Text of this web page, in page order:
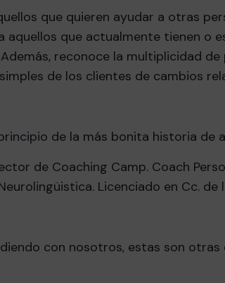
que quieren ayudar a otras
que actualmente tienen o
reconoce la multiplicidad
de los clientes de cambios
de la más bonita historia de
de Coaching Camp. Coach
Licenciado en Cc.
con nosotros, estas son